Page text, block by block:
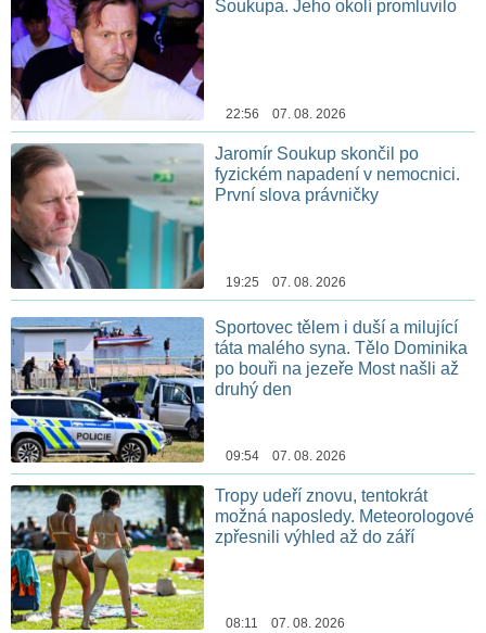
Soukupa. Jeho okolí promluvilo
22:56 07. 08. 2026
Jaromír Soukup skončil po
fyzickém napadení v nemocnici.
První slova právničky
19:25 07. 08. 2026
Sportovec tělem i duší a milující
táta malého syna. Tělo Dominika
po bouři na jezeře Most našli až
druhý den
09:54 07. 08. 2026
Tropy udeří znovu, tentokrát
možná naposledy. Meteorologové
zpřesnili výhled až do září
08:11 07. 08. 2026